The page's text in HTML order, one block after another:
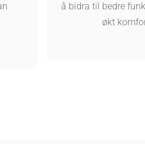
å bidra til bedre
økt